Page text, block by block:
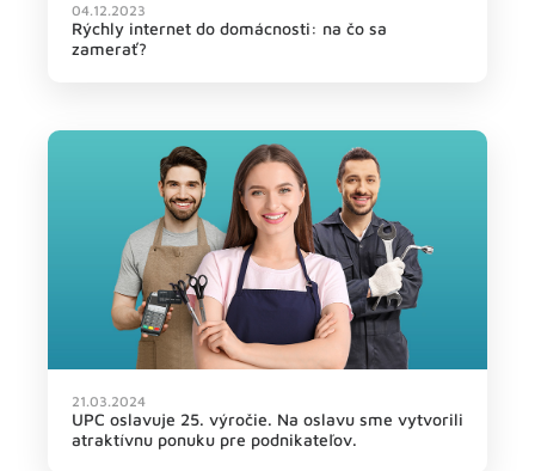
04.12.2023
Rýchly internet do domácnosti: na čo sa
zamerať?
21.03.2024
UPC oslavuje 25. výročie. Na oslavu sme vytvorili
atraktívnu ponuku pre podnikateľov.